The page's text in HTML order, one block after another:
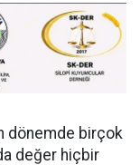
dönemde birçok
değer hiçbir